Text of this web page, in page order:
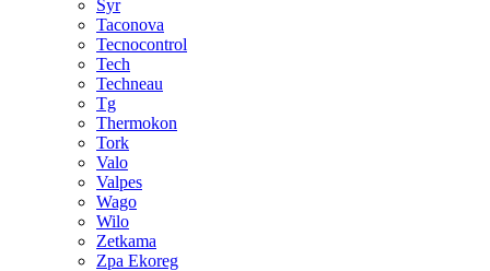
Syr
Taconova
Tecnocontrol
Tech
Techneau
Tg
Thermokon
Tork
Valo
Valpes
Wago
Wilo
Zetkama
Zpa Ekoreg